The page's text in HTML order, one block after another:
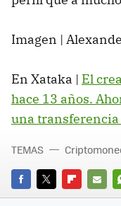
Imagen |
En Xataka | El
hace 13 años.
una
FACEBOOK
TWITTERFLIPBOARD
E-
TEMAS